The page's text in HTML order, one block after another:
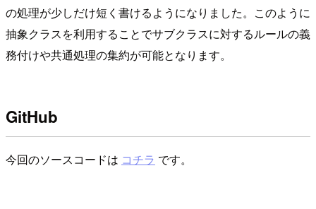
の処理が少しだけ短く書けるようになりました。このように
抽象クラスを利用することでサブクラスに対するルールの義
務付けや共通処理の集約が可能となります。
GitHub
今回のソースコードは コチラ です。